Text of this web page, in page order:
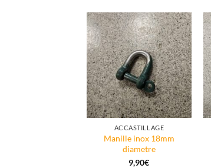
ACCASTILLAGE
Manille inox 18mm
diametre
9,90€